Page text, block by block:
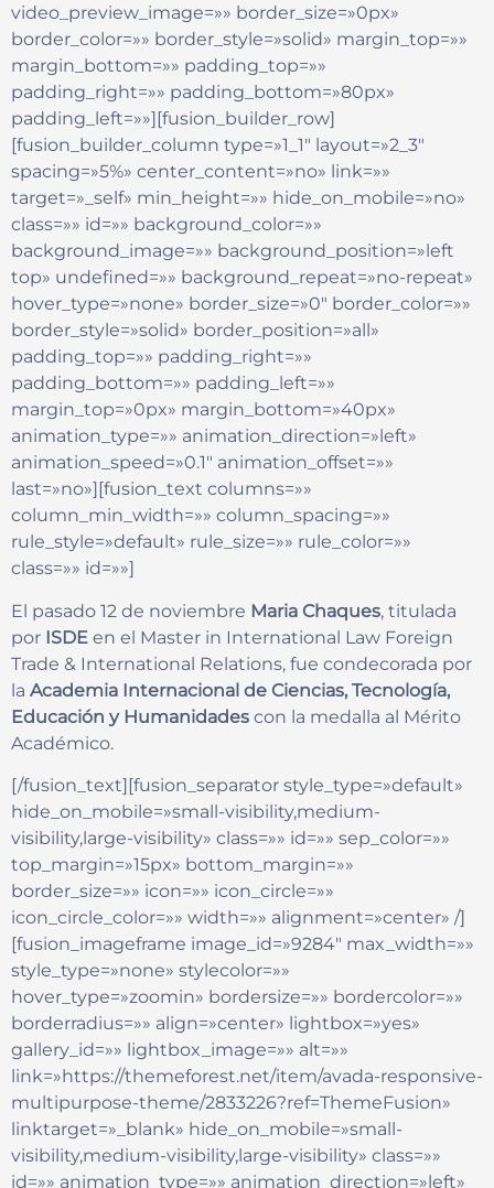
video_preview_image=»» border_size=»0px»
border_color=»» border_style=»solid» margin_top=»»
margin_bottom=»» padding_top=»»
padding_right=»» padding_bottom=»80px»
padding_left=»»][fusion_builder_row]
[fusion_builder_column type=»1_1″ layout=»2_3″
spacing=»5%» center_content=»no» link=»»
target=»_self» min_height=»» hide_on_mobile=»no»
class=»» id=»» background_color=»»
background_image=»» background_position=»left
top» undefined=»» background_repeat=»no-repeat»
hover_type=»none» border_size=»0″ border_color=»»
border_style=»solid» border_position=»all»
padding_top=»» padding_right=»»
padding_bottom=»» padding_left=»»
margin_top=»0px» margin_bottom=»40px»
animation_type=»» animation_direction=»left»
animation_speed=»0.1″ animation_offset=»»
last=»no»][fusion_text columns=»»
column_min_width=»» column_spacing=»»
rule_style=»default» rule_size=»» rule_color=»»
class=»» id=»»]
El pasado 12 de noviembre Maria Chaques, titulada
por ISDE en el Master in International Law Foreign
Trade & International Relations, fue condecorada por
la Academia Internacional de Ciencias, Tecnología,
Educación y Humanidades con la medalla al Mérito
Académico.
[/fusion_text][fusion_separator style_type=»default»
hide_on_mobile=»small-visibility,medium-
visibility,large-visibility» class=»» id=»» sep_color=»»
top_margin=»15px» bottom_margin=»»
border_size=»» icon=»» icon_circle=»»
icon_circle_color=»» width=»» alignment=»center» /]
[fusion_imageframe image_id=»9284″ max_width=»»
style_type=»none» stylecolor=»»
hover_type=»zoomin» bordersize=»» bordercolor=»»
borderradius=»» align=»center» lightbox=»yes»
gallery_id=»» lightbox_image=»» alt=»»
link=»https://themeforest.net/item/avada-responsive-
multipurpose-theme/2833226?ref=ThemeFusion»
linktarget=»_blank» hide_on_mobile=»small-
visibility,medium-visibility,large-visibility» class=»»
id=»» animation_type=»» animation_direction=»left»